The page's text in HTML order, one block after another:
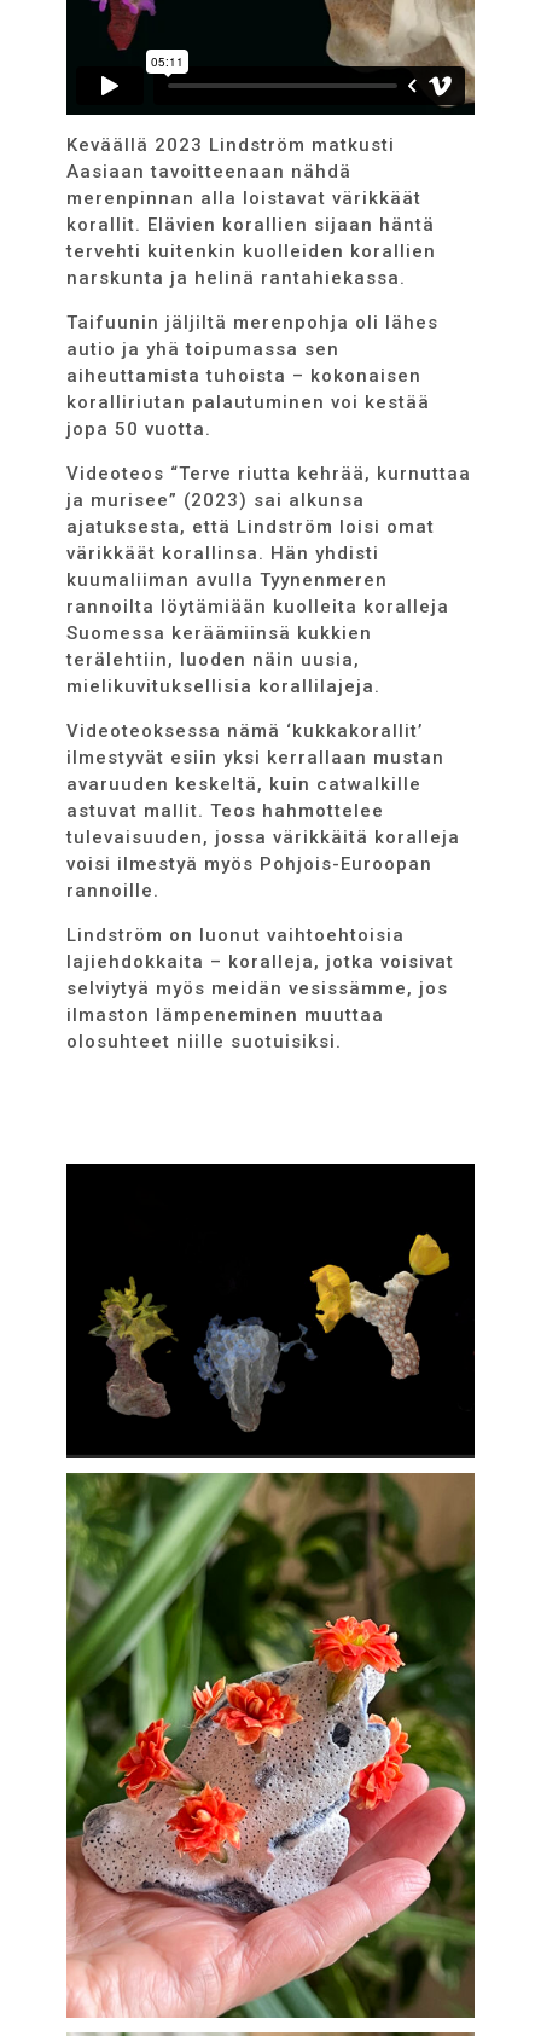
Keväällä 2023 Lindström matkusti
Aasiaan tavoitteenaan nähdä
merenpinnan alla loistavat värikkäät
korallit. Elävien korallien sijaan häntä
tervehti kuitenkin kuolleiden korallien
narskunta ja helinä rantahiekassa.
Taifuunin jäljiltä merenpohja oli lähes
autio ja yhä toipumassa sen
aiheuttamista tuhoista – kokonaisen
koralliriutan palautuminen voi kestää
jopa 50 vuotta.
Videoteos “Terve riutta kehrää, kurnuttaa
ja murisee” (2023) sai alkunsa
ajatuksesta, että Lindström loisi omat
värikkäät korallinsa. Hän yhdisti
kuumaliiman avulla Tyynenmeren
rannoilta löytämiään kuolleita koralleja
Suomessa keräämiinsä kukkien
terälehtiin, luoden näin uusia,
mielikuvituksellisia korallilajeja.
Videoteoksessa nämä ‘kukkakorallit’
ilmestyvät esiin yksi kerrallaan mustan
avaruuden keskeltä, kuin catwalkille
astuvat mallit. Teos hahmottelee
tulevaisuuden, jossa värikkäitä koralleja
voisi ilmestyä myös Pohjois-Euroopan
rannoille.
Lindström on luonut vaihtoehtoisia
lajiehdokkaita – koralleja, jotka voisivat
selviytyä myös meidän vesissämme, jos
ilmaston lämpeneminen muuttaa
olosuhteet niille suotuisiksi.